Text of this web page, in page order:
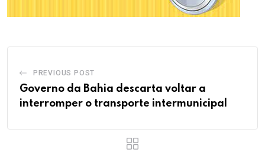
PREVIOUS POST
Governo da Bahia descarta voltar a
interromper o transporte intermunicipal